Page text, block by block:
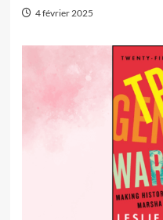
4 février 2025